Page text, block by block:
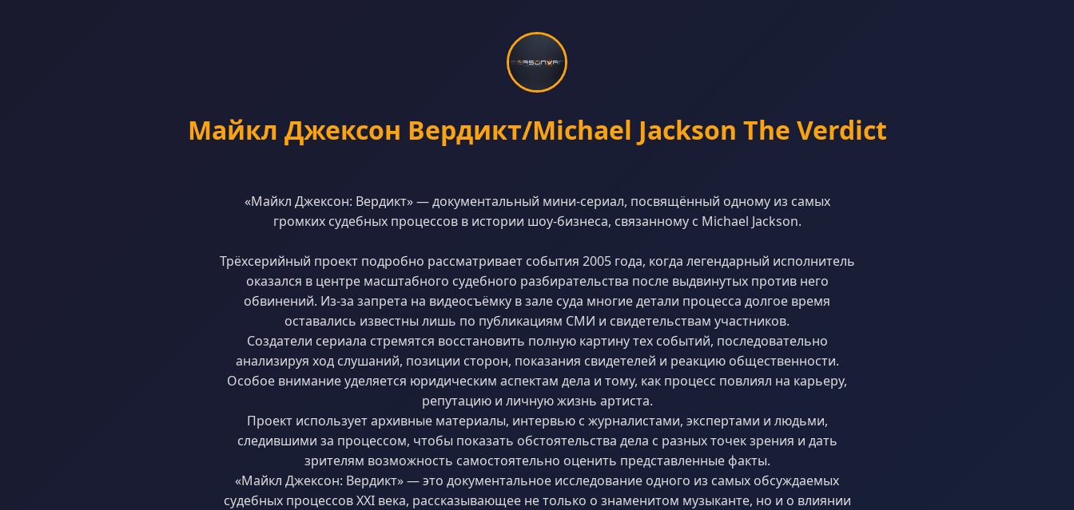
Майкл Джексон Вердикт/Michael Jackson The Verdict
«Майкл Джексон: Вердикт» — документальный мини-сериал, посвящённый одному из самых
громких судебных процессов в истории шоу-бизнеса, связанному с Michael Jackson.
Трёхсерийный проект подробно рассматривает события 2005 года, когда легендарный исполнитель
оказался в центре масштабного судебного разбирательства после выдвинутых против него
обвинений. Из-за запрета на видеосъёмку в зале суда многие детали процесса долгое время
оставались известны лишь по публикациям СМИ и свидетельствам участников.
Создатели сериала стремятся восстановить полную картину тех событий, последовательно
анализируя ход слушаний, позиции сторон, показания свидетелей и реакцию общественности.
Особое внимание уделяется юридическим аспектам дела и тому, как процесс повлиял на карьеру,
репутацию и личную жизнь артиста.
Проект использует архивные материалы, интервью с журналистами, экспертами и людьми,
следившими за процессом, чтобы показать обстоятельства дела с разных точек зрения и дать
зрителям возможность самостоятельно оценить представленные факты.
«Майкл Джексон: Вердикт» — это документальное исследование одного из самых обсуждаемых
судебных процессов XXI века, рассказывающее не только о знаменитом музыканте, но и о влиянии